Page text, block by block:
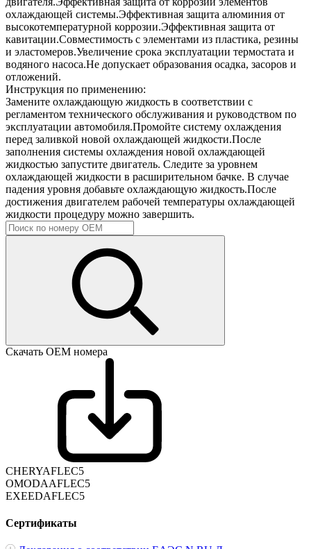
охлаждающей системы.Эффективная защита алюминия от
высокотемпературной коррозии.Эффективная защита от
кавитации.Совместимость с элементами из пластика, резины
и эластомеров.Увеличение срока эксплуатации термостата и
водяного насоса.Не допускает образования осадка, засоров и
отложений.
Инструкция по применению:
Замените охлаждающую жидкость в соответствии с
регламентом технического обслуживания и руководством по
эксплуатации автомобиля.Промойте систему охлаждения
перед заливкой новой охлаждающей жидкости.После
заполнения системы охлаждения новой охлаждающей
жидкостью запустите двигатель. Следите за уровнем
охлаждающей жидкости в расширительном бачке. В случае
падения уровня добавьте охлаждающую жидкость.После
достижения двигателем рабочей температуры охлаждающей
жидкости процедуру можно завершить.
Скачать ОЕМ номера
CHERYAFLEC5
OMODAAFLEC5
EXEEDAFLEC5
Сертификаты